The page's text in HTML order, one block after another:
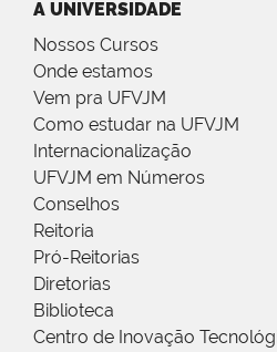
A UNIVERSIDADE
Nossos Cursos
Onde estamos
Vem pra UFVJM
Como estudar na UFVJM
Internacionalização
UFVJM em Números
Conselhos
Reitoria
Pró-Reitorias
Diretorias
Biblioteca
Centro de Inovação